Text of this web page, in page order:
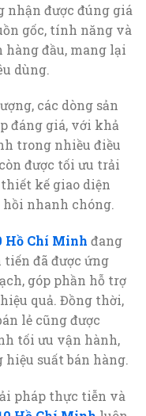
nhận được đúng giá
gốc, tính năng và
đầu, mang lại
dùng.
các dòng sản
đáng giá, với khả
trong nhiều điều
được tối ưu trải
kế giao diện
nhanh chóng.
Hồ Chí Minh đang
đã được ứng
góp phần hỗ trợ
quả. Đồng thời,
lẻ cũng được
tối ưu vận hành,
suất bán hàng.
pháp thực tiễn và